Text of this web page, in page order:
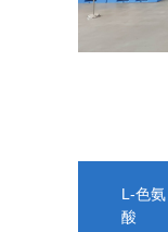
L-色氨
酸